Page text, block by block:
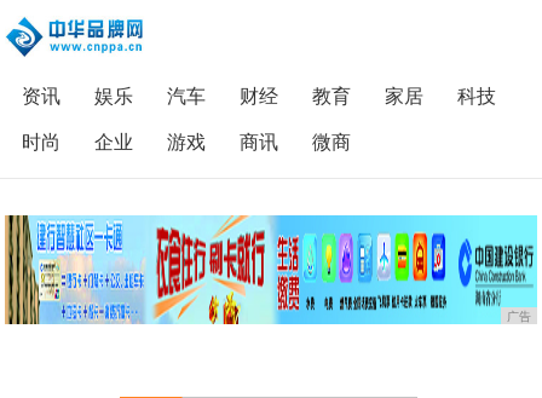
资讯 娱乐 汽车 财经 教育 家居
科技
时尚
企业 游戏 商讯 微商
广告